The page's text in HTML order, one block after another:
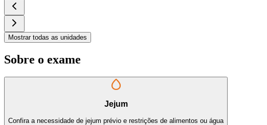
Mostrar todas as unidades
Sobre o exame
Jejum
Confira a necessidade de jejum prévio e restrições de alimentos ou água